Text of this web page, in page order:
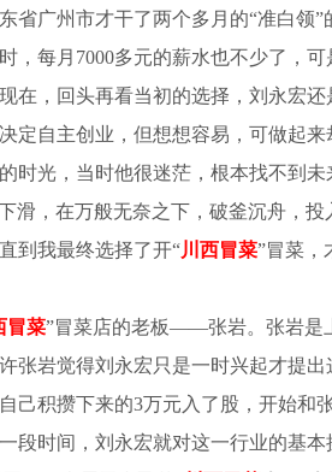
广州市才干了两个多月的“准白领”
，每月7000多元的薪水也不少了，
，回头再看当初的选择，刘永宏还
自主创业，但想想容易，可做起来
时光，当时他很迷茫，根本找不到未
滑，在万般无奈之下，破釜沉舟，投
到我最终选择了开“川西冒菜”冒菜，
冒菜”冒菜店的老板——张岩。张岩是
张岩觉得刘永宏只是一时兴起才提
己积攒下来的3万元入了股，开始和
段时间，刘永宏就对这一行业的基本